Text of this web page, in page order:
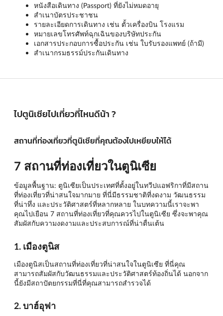
หนังสือเดินทาง (Passport) ที่ยังไม่หมดอายุ
สำเนาบัตรประชาชน
รายละเอียดการเดินทาง เช่น ตั้วเครื่องบิน โรงแรม
หมายเลขโทรศัพท์ฉุกเฉินของบริษัทประกัน
เอกสารประกอบการซื้อประกัน เช่น ใบรับรองแพทย์ (ถ้ามี)
สำเนากรมธรรม์ประกันเดินทาง
ไปตูนิเซียไปเที่ยวที่ไหนดีน้า ?
สถานที่ท่องเที่ยวที่ตูนิเซียที่คุณต้องไปเหยียบให้ได้
7 สถานที่ท่องเที่ยวในตูนิเซีย
ข้อมูลพื้นฐาน: ตูนิเซียเป็นประเทศที่ตั้งอยู่ในทวีปแอฟริกาที่มีสถาน
ที่ท่องเที่ยวที่น่าสนใจมากมาย ที่นี่มีธรรมชาติที่งดงาม วัฒนธรรม
ที่น่าทึ่ง และประวัติศาสตร์ที่หลากหลาย ในบทความนี้เราจะพา
คุณไปเยือน 7 สถานที่ท่องเที่ยวที่คุณควรไปในตูนิเซีย ซึ่งจะพาคุณ
สัมผัสกับความงดงามและประสบการณ์ที่น่าตื่นเต้น
1. เมืองตูนิส
เมืองตูนิสเป็นสถานที่ท่องเที่ยวที่น่าสนใจในตูนิเซีย ที่นี่คุณ
สามารถสัมผัสกับวัฒนธรรมและประวัติศาสตร์ท้องถิ่นได้ นอกจาก
นี้ยังมีสถาปัตยกรรมที่นี่ที่คุณสามารถสำรวจได้
2. บาฮ์อุฟา